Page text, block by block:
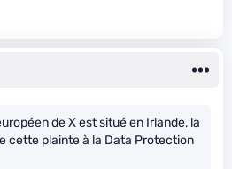
de X est situé en Irlande, la
cette plainte à la Data Protection